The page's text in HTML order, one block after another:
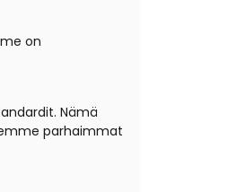
on
Nämä
parhaimmat